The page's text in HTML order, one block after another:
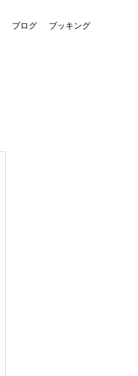
ブログ ブッキング